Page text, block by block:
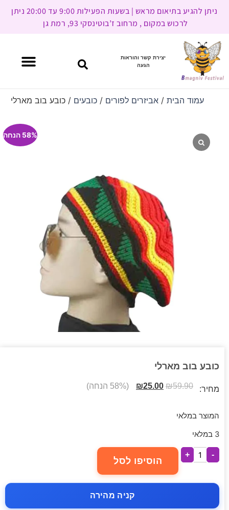
ניתן להגיע בתיאום מראש | בשעות הפעילות 9:00 עד 20:00 ניתן
לרכוש במקום , מרחוב ז’בוטינסקי 93, רמת גן
יצירת קשר והוראות
הגעה
עמוד הבית/ אביזרים לפורים / כובעים / כובע בוב מארלי
58% הנחה
כובע בוב מארלי
מחיר: ₪59.90
₪25.00 (58% הנחה)
המוצר במלאי
3 במלאי
-
+
הוסיפו לסל
קניה מהירה